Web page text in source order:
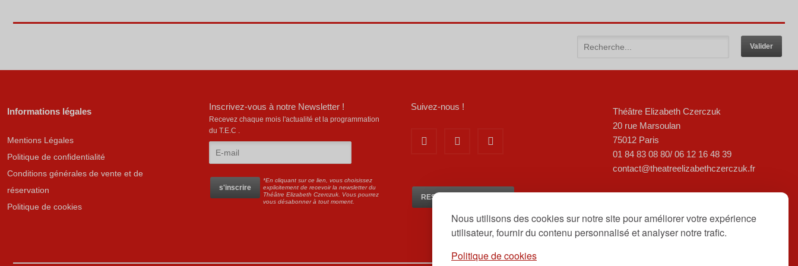
Nous utilisons des cookies sur notre site pour améliorer votre expérience
utilisateur, fournir du contenu personnalisé et analyser notre trafic.
Politique de cookies
Informations légales
Mentions Légales
Politique de confidentialité
Conditions générales de vente et de
réservation
Politique de cookies
Inscrivez-vous à notre Newsletter !
Recevez chaque mois l'actualité et la programmation
du T.E.C .
*En cliquant sur ce lien, vous choisissez
explicitement de recevoir la newsletter du
Théâtre Elizabeth Czerczuk. Vous pourrez
vous désabonner à tout moment.
Suivez-nous !
RESERVEZ EN LIGNE ICI
Théâtre Elizabeth Czerczuk
20 rue Marsoulan
75012 Paris
01 84 83 08 80/ 06 12 16 48 39
contact@theatreelizabethczerczuk.fr